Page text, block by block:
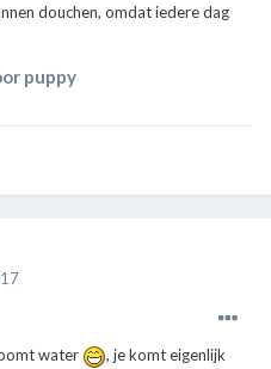
douchen, omdat iedere dag
puppy
water
, je komt eigenlijk